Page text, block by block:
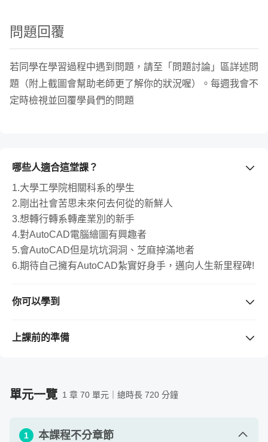
問題回覆
若同學在學習過程中遇到問題，請至「問題討論」區詳述問
題（附上截圖會幫助老師更了解你的狀況喔）。每週我會不
定時檢視並回覆學員們的問題
哪些人適合這堂課？
1.大學工學院相關科系的學生
2.剛出社會苦思未來何去何從的新鮮人
3.想轉行轉系轉產業別的新手
4.對AutoCAD電腦繪圖有興趣者
5.會AutoCAD但是坑坑洞洞、芝麻掉滿地者
你可以學到
法技巧→掌握圖層、標註、文字、圖塊、剖面線五大配角
上課前的準備
AutoCAD軟體(2014~2020)，軟體可由Autodesk官網下載
在校學生可由Autodesk設計聯盟免費下載。(含三年授權序
單元一覽 1 章 70 單元｜總時長 720 分鐘
1 本課程不分章節